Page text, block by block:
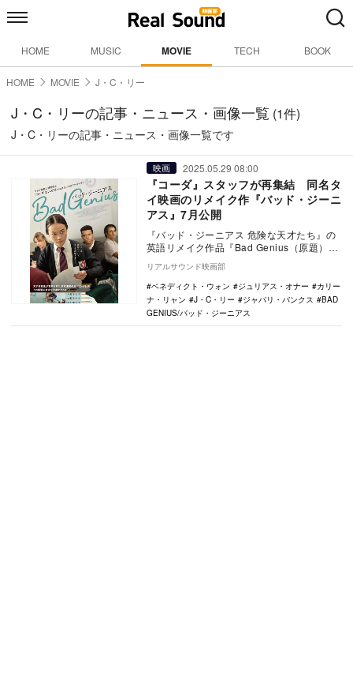
HOME MUSIC MOVIE TECH BOOK
HOME MOVIE J・C・リー
J・C・リーの記事・ニュース・画像一覧 (1件)
J・C・リーの記事・ニュース・画像一覧です
映画 2025.05.29 08:00
『コーダ』スタッフが再集結 同名タ
イ映画のリメイク作『バッド・ジーニ
アス』7月公開
『バッド・ジーニアス 危険な天才たち』の
英語リメイク作品『Bad Genius（原題）』
が、『BAD GENIUS／バッド・ジー…
リアルサウンド映画部
ベネディクト・ウォン
ジュリアス・オナー
カリー
ナ・リャン
J・C・リー ジャバリ・バンクス
BAD
GENIUS/バッド・ジーニアス